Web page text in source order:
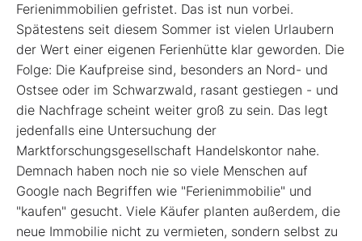
Ferienimmobilien gefristet. Das ist nun vorbei.
Spätestens seit diesem Sommer ist vielen Urlaubern
der Wert einer eigenen Ferienhütte klar geworden. Die
Folge: Die Kaufpreise sind, besonders an Nord- und
Ostsee oder im Schwarzwald, rasant gestiegen - und
die Nachfrage scheint weiter groß zu sein. Das legt
jedenfalls eine Untersuchung der
Marktforschungsgesellschaft Handelskontor nahe.
Demnach haben noch nie so viele Menschen auf
Google nach Begriffen wie "Ferienimmobilie" und
"kaufen" gesucht. Viele Käufer planten außerdem, die
neue Immobilie nicht zu vermieten, sondern selbst zu